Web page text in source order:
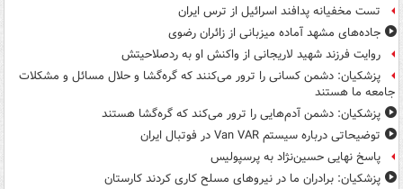
تست مخفیانه پدافند اسرائیل از ترس ایران
جاده‌های مشهد آماده میزبانی از زائران رضوی
روایت فرزند شهید لاریجانی از واکنش او به ردصلاحیتش
پزشکیان: دشمن کسانی را ترور می‌کنند که گره‌گشا و حلال مسائل و مشکلات
جامعه ما هستند
پزشکیان: دشمن آدم‌هایی را ترور می‌کند که گره‌گشا هستند
توضیحاتی درباره سیستم Van VAR در فوتبال ایران
پاسخ نهایی حسین‌نژاد به پرسپولیس
پزشکیان: برادران ما در نیروهای مسلح کاری کردند کارستان